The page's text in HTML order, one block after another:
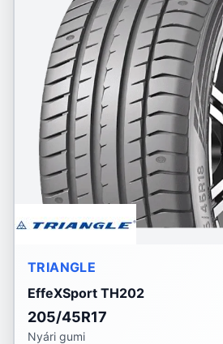
TRIANGLE
EffeXSport TH202
205/45R17
Nyári gumi